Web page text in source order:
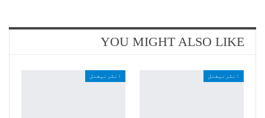
YOU MIGHT ALSO LIKE
انٹرنیشنل انٹرنیشنل